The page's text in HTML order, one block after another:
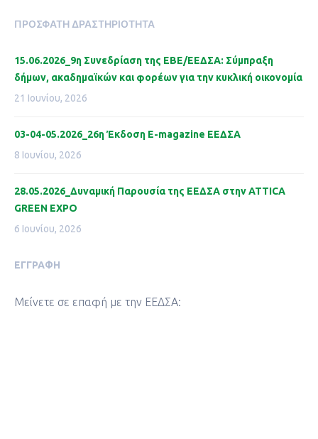
ΠΡΌΣΦΑΤΗ ΔΡΑΣΤΗΡΙΌΤΗΤΑ
15.06.2026_9η Συνεδρίαση της ΕΒΕ/ΕΕΔΣΑ: Σύμπραξη
δήμων, ακαδημαϊκών και φορέων για την κυκλική οικονομία
21 Ιουνίου, 2026
03-04-05.2026_26η Έκδοση Ε-magazine ΕΕΔΣΑ
8 Ιουνίου, 2026
28.05.2026_Δυναμική Παρουσία της ΕΕΔΣΑ στην ATTICA
GREEN EXPO
6 Ιουνίου, 2026
ΕΓΓΡΑΦΉ
Μείνετε σε επαφή με την ΕΕΔΣΑ: